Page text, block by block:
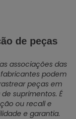
de peças
associações das
podem
peças em
suprimentos. É
ou recall e
e garantia.